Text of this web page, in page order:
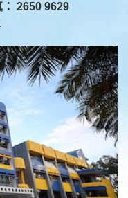
： 2650 9629